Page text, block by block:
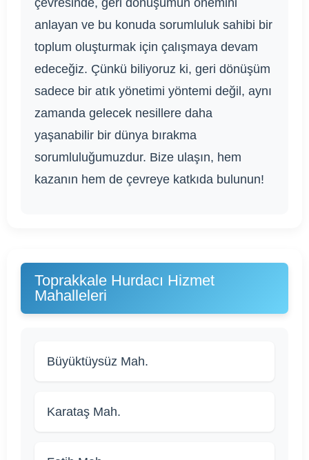
çevresinde, geri dönüşümün önemini
anlayan ve bu konuda sorumluluk sahibi bir
toplum oluşturmak için çalışmaya devam
edeceğiz. Çünkü biliyoruz ki, geri dönüşüm
sadece bir atık yönetimi yöntemi değil, aynı
zamanda gelecek nesillere daha
yaşanabilir bir dünya bırakma
sorumluluğumuzdur. Bize ulaşın, hem
kazanın hem de çevreye katkıda bulunun!
Toprakkale Hurdacı Hizmet
Mahalleleri
Büyüktüysüz Mah.
Karataş Mah.